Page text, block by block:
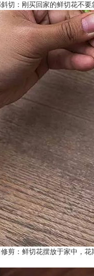
切：刚买回家的鲜切花不
剪：鲜切花摆放于家中，